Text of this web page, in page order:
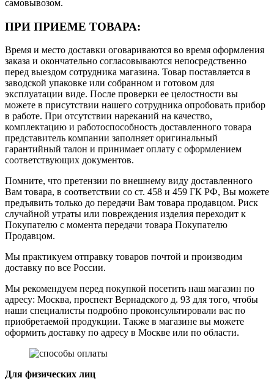
самовывозом.
ПРИ ПРИЕМЕ ТОВАРА:
Время и место доставки оговариваются во время оформления
заказа и окончательно согласовываются непосредственно
перед выездом сотрудника магазина. Товар поставляется в
заводской упаковке или собранном и готовом для
эксплуатации виде. После проверки ее целостности вы
можете в присутствии нашего сотрудника опробовать прибор
в работе. При отсутствии нареканий на качество,
комплектацию и работоспособность доставленного товара
представитель компании заполняет оригинальный
гарантийный талон и принимает оплату с оформлением
соответствующих документов.
Помните, что претензии по внешнему виду доставленного
Вам товара, в соответствии со ст. 458 и 459 ГК РФ, Вы можете
предъявить только до передачи Вам товара продавцом. Риск
случайной утраты или повреждения изделия переходит к
Покупателю с момента передачи товара Покупателю
Продавцом.
Мы практикуем отправку товаров почтой и производим
доставку по все России.
Мы рекомендуем перед покупкой посетить наш магазин по
адресу: Москва, проспект Вернадского д. 93 для того, чтобы
наши специалисты подробно проконсультировали вас по
приобретаемой продукции. Также в магазине вы можете
оформить доставку по адресу в Москве или по области.
Для физических лиц